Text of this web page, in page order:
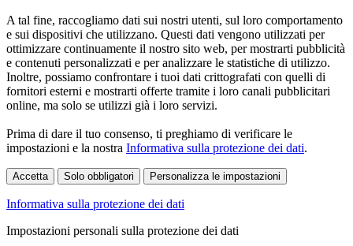
A tal fine, raccogliamo dati sui nostri utenti, sul loro comportamento
e sui dispositivi che utilizzano. Questi dati vengono utilizzati per
ottimizzare continuamente il nostro sito web, per mostrarti pubblicità
e contenuti personalizzati e per analizzare le statistiche di utilizzo.
Inoltre, possiamo confrontare i tuoi dati crittografati con quelli di
fornitori esterni e mostrarti offerte tramite i loro canali pubblicitari
online, ma solo se utilizzi già i loro servizi.
Prima di dare il tuo consenso, ti preghiamo di verificare le
impostazioni e la nostra Informativa sulla protezione dei dati.
Accetta Solo obbligatori Personalizza le impostazioni
Informativa sulla protezione dei dati
Impostazioni personali sulla protezione dei dati